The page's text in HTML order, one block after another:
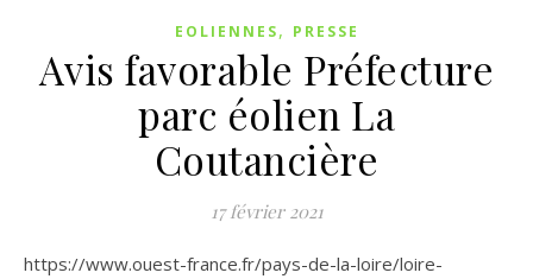
EOLIENNES, PRESSE
Avis favorable Préfecture
parc éolien La
Coutancière
17 février 2021
https://www.ouest-france.fr/pays-de-la-loire/loire-